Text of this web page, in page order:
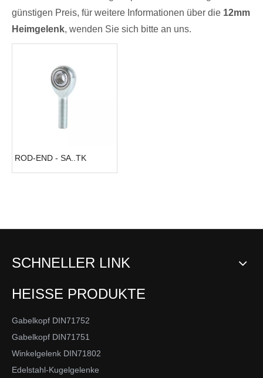
günstigen Preis, für weitere Informationen über die 12mm
Heimgelenk, wenden Sie sich bitte an uns.
ROD-END - SA..TK
SCHNELLER LINK
HEISSE PRODUKTE
Gabelkopf DIN71752
Gabelkopf DIN71751
Winkelgelenk DIN71802
Edelstahl-Kugelgelenke